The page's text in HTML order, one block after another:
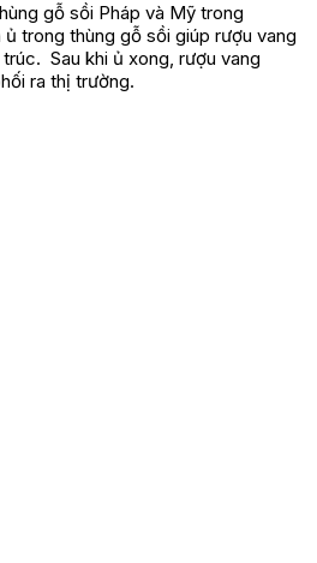
gỗ sồi Pháp và Mỹ trong
ủ trong thùng gỗ sồi giúp rượu vang
Sau khi ủ xong, rượu vang
ra thị trường.